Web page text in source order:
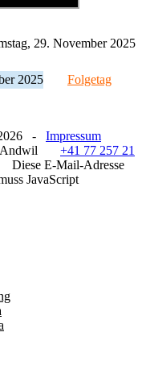
29. November 2025
2025 Folgetag
2026 - Impressum
Andwil
+41 77 257 21
Diese E-Mail-Adresse
JavaScript